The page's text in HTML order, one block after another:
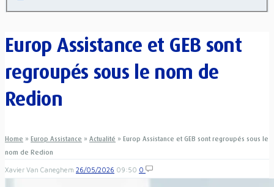
Europ Assistance et GEB sont
regroupés sous le nom de
Redion
Home » Europ Assistance » Actualité » Europ Assistance et GEB sont regroupés sous le
nom de Redion
Xavier Van Caneghem 26/05/2026 09:50 0